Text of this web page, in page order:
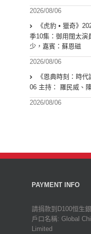
2026/08/06
《虎豹 • 獵奇》
季10集：御用闊太演
少，嘉賓：蘇恩磁
2026/08/06
《恩典時刻：時
06 主持： 羅民威、
2026/08/06
PAYMENT INFO
請捐款到D100恒生
戶口名稱: Global
Limited